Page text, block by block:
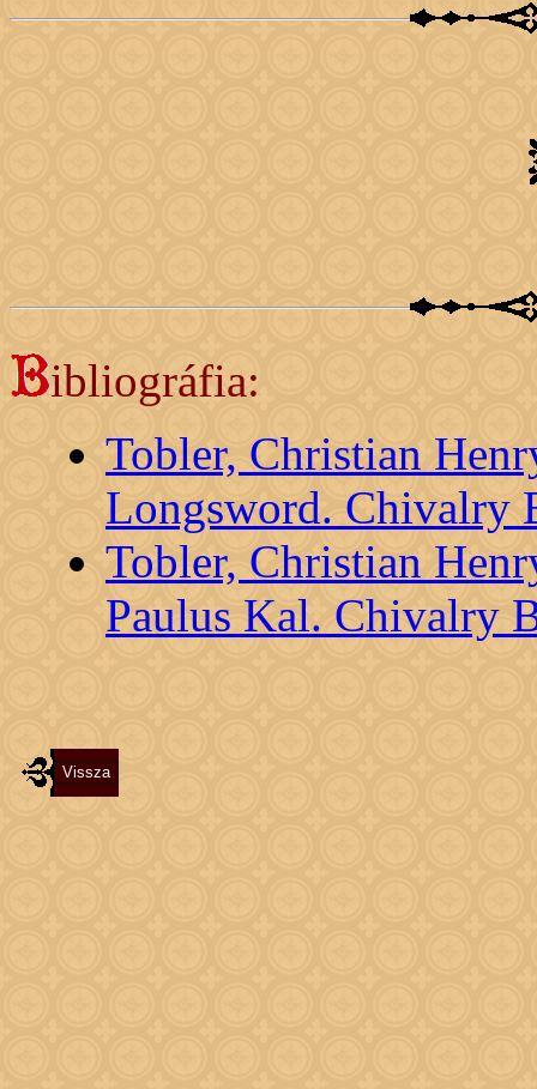
ibliográfia:
Tobler, Christian
Longsword. Chivalry
Tobler, Christian
Paulus Kal. Chivalry